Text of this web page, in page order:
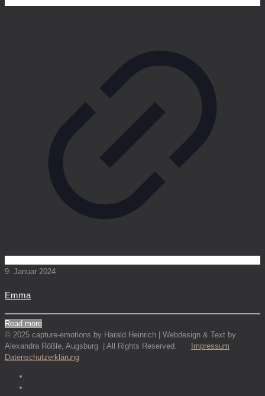
9. Januar 2024
Emma
Read more
© 2025 capture-emotions by Harald Heinrich | Webdesign & Text by
Alexandra Rößle, Augsburg | All Rights Reserved.
Impressum
Datenschutzerklärung